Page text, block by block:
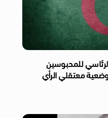
الرئاسي للمحبوسين
معتقلي الرأي